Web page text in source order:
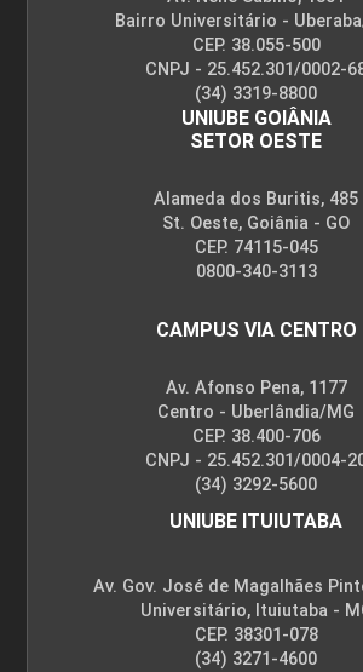
Bairro Universitário -
CEP. 38.055-500
CNPJ - 25.452.301/0002-
(34) 3319-8800
UNIUBE GOIÂNIA
SETOR OESTE
Alameda dos Buritis, 485
St. Oeste, Goiânia - GO
CEP. 74115-045
0800-340-3113
CAMPUS VIA CENTRO
Av. Afonso Pena, 1177
Centro - Uberlândia/MG
CEP. 38.400-706
CNPJ - 25.452.301/0004-
(34) 3292-5600
UNIUBE ITUIUTABA
Av. Gov. José de Magalhães
Universitário, Ituiutaba -
CEP. 38301-078
(34) 3271-4600